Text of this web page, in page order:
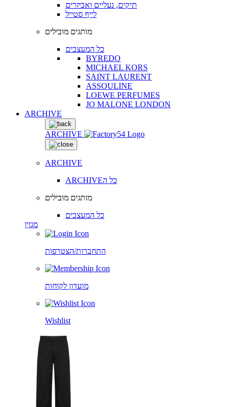
תיקים, נעליים ואביזרים
לייף סטייל
מותגים מובילים
כל המעצבים
BYREDO
MICHAEL KORS
SAINT LAURENT
ASSOULINE
LOEWE PERFUMES
JO MALONE LONDON
ARCHIVE
ARCHIVE
ARCHIVE
ARCHIVEכל ה
מותגים מובילים
כל המעצבים
מגזין
התחברות/הצטרפות
מועדון לקוחות
Wishlist